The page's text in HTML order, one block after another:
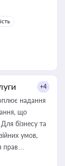
+4
надання
що
бізнесу та
умов,
прав